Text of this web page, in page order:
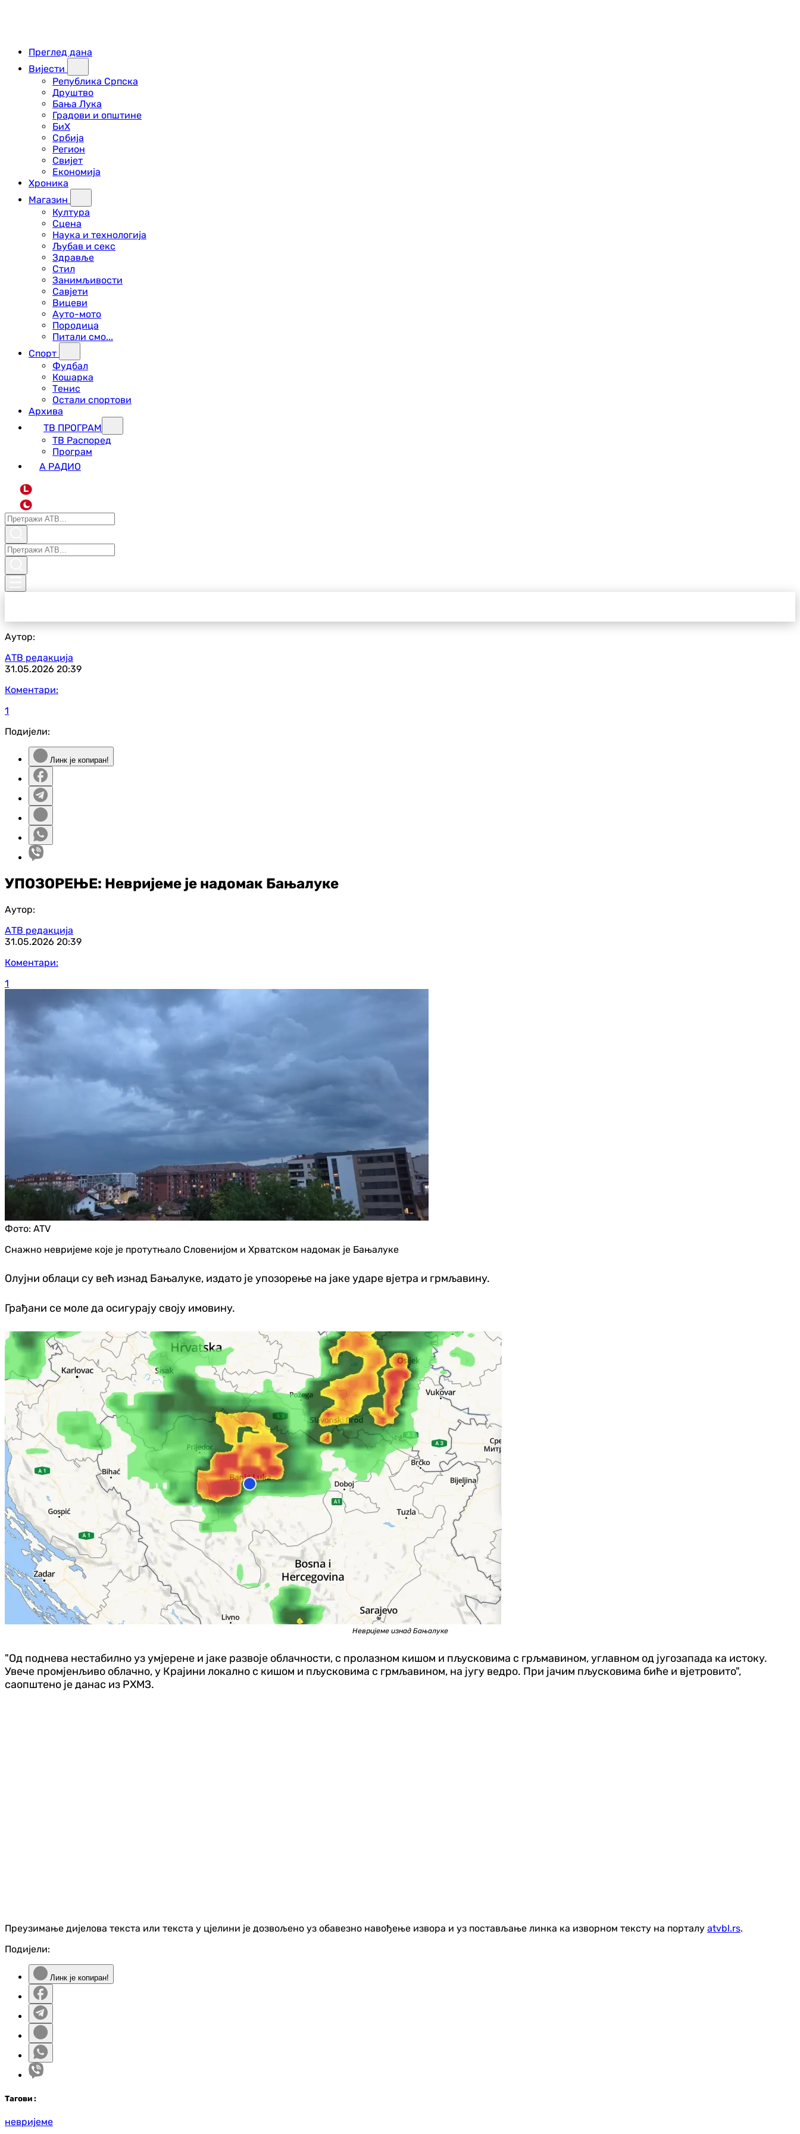
Преглед дана
Вијести
Република Српска
Друштво
Бања Лука
Градови и општине
БиХ
Србија
Регион
Свијет
Економија
Хроника
Магазин
Култура
Сцена
Наука и технологија
Љубав и секс
Здравље
Стил
Занимљивости
Савјети
Вицеви
Ауто-мото
Породица
Питали смо...
Спорт
Фудбал
Кошарка
Тенис
Остали спортови
Архива
ТВ ПРОГРАМ
ТВ Распоред
Програм
А РАДИО
L
Аутор:
АТВ редакција
31.05.2026 20:39
Коментари:
1
Подијели:
Линк је копиран!
УПОЗОРЕЊЕ: Невријеме је надомак Бањалуке
Аутор:
АТВ редакција
31.05.2026 20:39
Коментари:
1
Фото: ATV
Снажно невријеме које је протутњало Словенијом и Хрватском надомак је Бањалуке
Олујни облаци су већ изнад Бањалуке, издато је упозорење на јаке ударе вјетра и грмљавину.
Грађани се моле да осигурају своју имовину.
Невријеме изнад Бањалуке
"Од поднева нестабилно уз умјерене и јаке развоје облачности, с пролазном кишом и пљусковима с грљмавином, углавном од југозапада ка истоку.
Увече промјенљиво облачно, у Крајини локално с кишом и пљусковима с грмљавином, на југу ведро. При јачим пљусковима биће и вјетровито",
саопштено је данас из РХМЗ.
Преузимање дијелова текста или текста у цјелини је дозвољено уз обавезно навођење извора и уз постављање линка ка изворном тексту на порталу atvbl.rs.
Подијели:
Линк је копиран!
Тагови :
невријеме